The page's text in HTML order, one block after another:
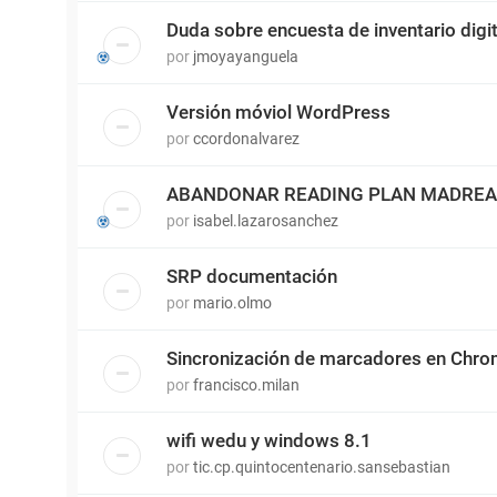
Duda sobre encuesta de inventario
por jmoyayanguela
Versión móviol WordPress
porccordonalvarez
ABANDONAR READING PLAN
por isabel.lazarosanchez
SRP documentación
por mario.olmo
Sincronización de marcadores en
porfrancisco.milan
wifi wedu y windows 8.1
portic.cp.quintocentenario.sansebastian